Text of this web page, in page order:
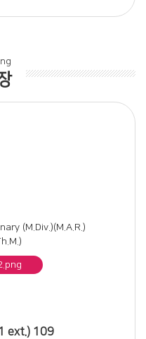
신학대학원대학교 출판부,
의 '변증적 전개'(2018)
의 새 관점에 나타나는
의 나라(2021)
의 칭의 개념 이해
(M.Div.)(M.A.R.)
교 출판부, 2017)
(제네바신학대학원대학교
ext.) 109